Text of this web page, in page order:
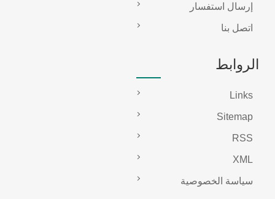
إرسال استفسار
اتصل بنا
الروابط
Links
Sitemap
RSS
XML
سياسة الخصوصية